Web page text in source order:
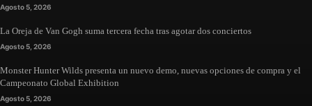
Agosto 5, 2026
La Oreja de Van Gogh suma tercera fecha tras agotar dos conciertos
Agosto 5, 2026
Monster Hunter Wilds presenta un nuevo demo, nuevas opciones de compra y el
Campeonato Global Exhibition
Agosto 5, 2026